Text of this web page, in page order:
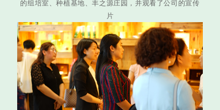
的组培室、种植基地、丰之源庄园，并观看了公司的宣传
片